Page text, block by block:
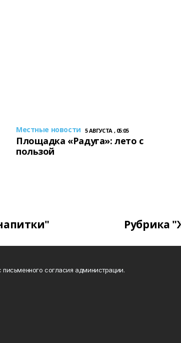
Местные новости 5 АВГУСТА , 05:05
Площадка «Радуга»: лето с
пользой
Рубрика
согласия администрации.